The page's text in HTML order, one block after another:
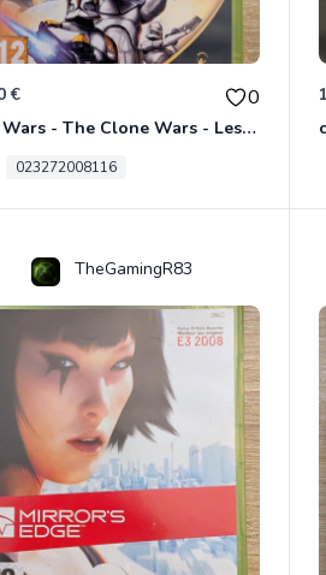
€ 0
Star Wars - The Clone Wars - Les Héros De La République Xbox 360
023272008116
TheGamingR83